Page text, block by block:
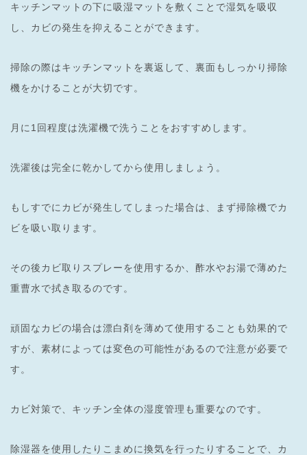
キッチンマットの下に吸湿マットを敷くことで湿気を吸収
し、カビの発生を抑えることができます。
掃除の際はキッチンマットを裏返して、裏面もしっかり掃除
機をかけることが大切です。
月に1回程度は洗濯機で洗うことをおすすめします。
洗濯後は完全に乾かしてから使用しましょう。
もしすでにカビが発生してしまった場合は、まず掃除機でカ
ビを吸い取ります。
その後カビ取りスプレーを使用するか、酢水やお湯で薄めた
重曹水で拭き取るのです。
頑固なカビの場合は漂白剤を薄めて使用することも効果的で
すが、素材によっては変色の可能性があるので注意が必要で
す。
カビ対策で、キッチン全体の湿度管理も重要なのです。
除湿器を使用したりこまめに換気を行ったりすることで、カ